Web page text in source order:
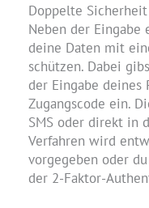
Doppelte
Neben der Eingabe
deine Daten mit
schützen. Dabei
der Eingabe deines
Zugangscode ein.
SMS oder direkt in
Verfahren wird
vorgegeben oder
der 2-Faktor-